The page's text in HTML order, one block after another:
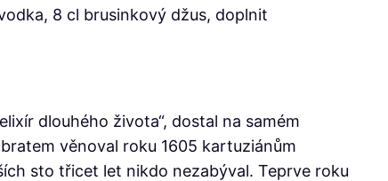
8 cl brusinkový džus, doplnit
dlouhého života“, dostal na samém
věnoval roku 1605 kartuziánům
sto třicet let nikdo nezabýval. Teprve roku